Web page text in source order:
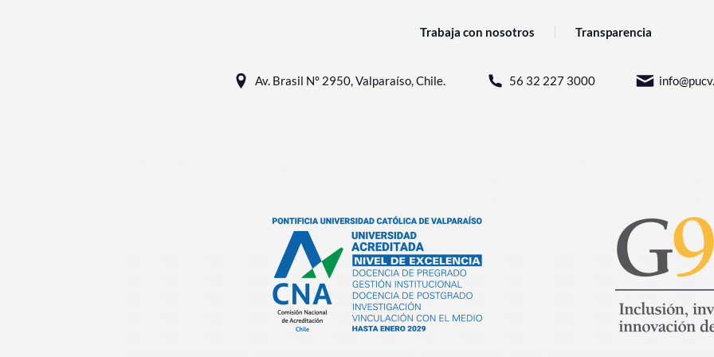
Trabaja con nosotros Transparencia
Av. Brasil N° 2950, Valparaíso, Chile. 56 32 227 3000